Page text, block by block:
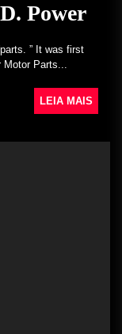
Power
” It was first
Motor Parts...
LEIA MAIS